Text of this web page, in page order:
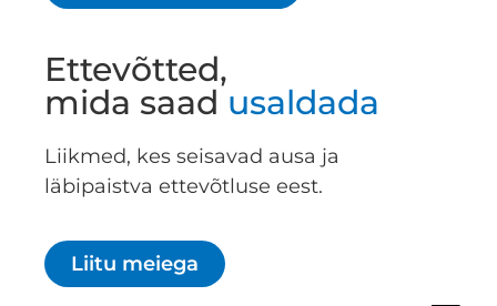
Ettevõtted,
mida saad usaldada
Liikmed, kes seisavad ausa ja
läbipaistva ettevõtluse eest.
Liitu meiega